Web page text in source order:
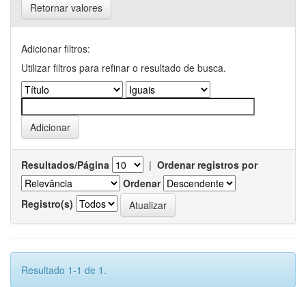
Retornar valores
Adicionar filtros:
Utilizar filtros para refinar o resultado de busca.
Resultados/Página | Ordenar registros por
Ordenar
Registro(s)
Resultado 1-1 de 1.